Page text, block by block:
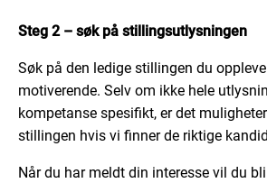
Steg 2 – søk på stillingsutlysningen
Søk på den ledige stillingen du
motiverende. Selv om ikke hele
kompetanse spesifikt, er det
stillingen hvis vi finner de riktige
Når du har meldt din interesse vil du